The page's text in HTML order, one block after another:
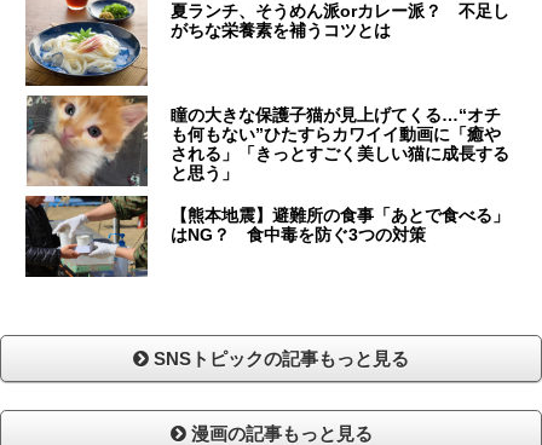
夏ランチ、そうめん派orカレー派？ 不足し
がちな栄養素を補うコツとは
瞳の大きな保護子猫が見上げてくる…“オチ
も何もない”ひたすらカワイイ動画に「癒や
される」「きっとすごく美しい猫に成長する
と思う」
【熊本地震】避難所の食事「あとで食べる」
はNG？ 食中毒を防ぐ3つの対策
SNSトピックの記事もっと見る
漫画の記事もっと見る